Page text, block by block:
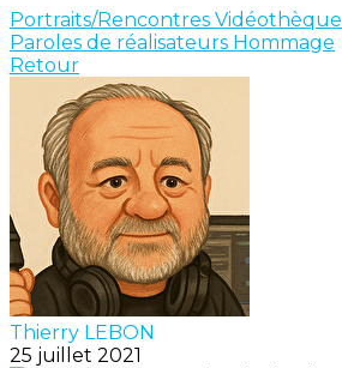
Portraits/Rencontres Vidéothèque
Paroles de réalisateurs Hommage
Retour
Thierry LEBON
25 juillet 2021